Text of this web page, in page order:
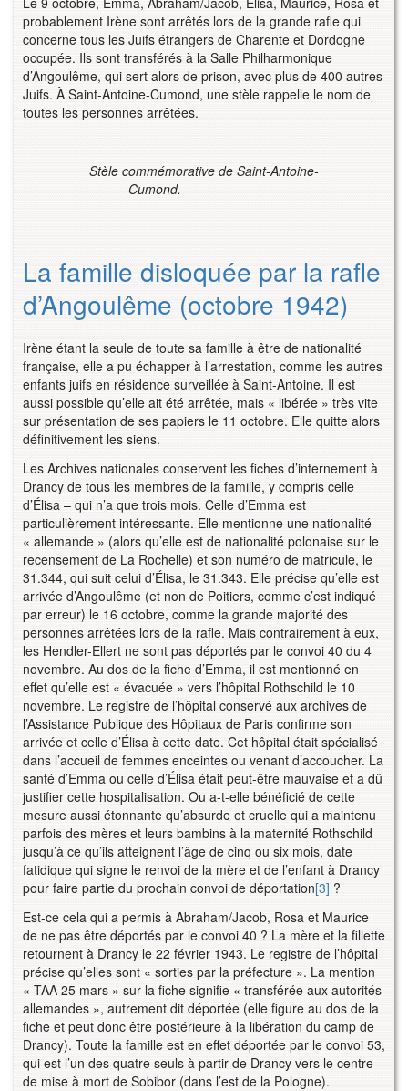
probablement Irène sont arrêtés lors de la grande rafle qui
concerne tous les Juifs étrangers de Charente et Dordogne
occupée. Ils sont transférés à la Salle Philharmonique
d’Angoulême, qui sert alors de prison, avec plus de 400 autres
Juifs. À Saint-Antoine-Cumond, une stèle rappelle le nom de
toutes les personnes arrêtées.
Stèle commémorative de Saint-Antoine-
Cumond.
La famille disloquée par la rafle
d’Angoulême (octobre 1942)
Irène étant la seule de toute sa famille à être de nationalité
française, elle a pu échapper à l’arrestation, comme les autres
enfants juifs en résidence surveillée à Saint-Antoine. Il est
aussi possible qu’elle ait été arrêtée, mais « libérée » très vite
sur présentation de ses papiers le 11 octobre. Elle quitte alors
définitivement les siens.
Les Archives nationales conservent les fiches d’internement à
Drancy de tous les membres de la famille, y compris celle
d’Élisa – qui n’a que trois mois. Celle d’Emma est
particulièrement intéressante. Elle mentionne une nationalité
« allemande » (alors qu’elle est de nationalité polonaise sur le
recensement de La Rochelle) et son numéro de matricule, le
31.344, qui suit celui d’Élisa, le 31.343. Elle précise qu’elle est
arrivée d’Angoulême (et non de Poitiers, comme c’est indiqué
par erreur) le 16 octobre, comme la grande majorité des
personnes arrêtées lors de la rafle. Mais contrairement à eux,
les Hendler-Ellert ne sont pas déportés par le convoi 40 du 4
novembre. Au dos de la fiche d’Emma, il est mentionné en
effet qu’elle est « évacuée » vers l’hôpital Rothschild le 10
novembre. Le registre de l’hôpital conservé aux archives de
l’Assistance Publique des Hôpitaux de Paris confirme son
arrivée et celle d’Élisa à cette date. Cet hôpital était spécialisé
dans l’accueil de femmes enceintes ou venant d’accoucher. La
santé d’Emma ou celle d’Élisa était peut-être mauvaise et a dû
justifier cette hospitalisation. Ou a-t-elle bénéficié de cette
mesure aussi étonnante qu’absurde et cruelle qui a maintenu
parfois des mères et leurs bambins à la maternité Rothschild
jusqu’à ce qu’ils atteignent l’âge de cinq ou six mois, date
fatidique qui signe le renvoi de la mère et de l’enfant à Drancy
pour faire partie du prochain convoi de déportation[3] ?
Est-ce cela qui a permis à Abraham/Jacob, Rosa et Maurice
de ne pas être déportés par le convoi 40 ? La mère et la fillette
retournent à Drancy le 22 février 1943. Le registre de l’hôpital
précise qu’elles sont « sorties par la préfecture ». La mention
« TAA 25 mars » sur la fiche signifie « transférée aux autorités
allemandes », autrement dit déportée (elle figure au dos de la
fiche et peut donc être postérieure à la libération du camp de
Drancy). Toute la famille est en effet déportée par le convoi 53,
qui est l’un des quatre seuls à partir de Drancy vers le centre
de mise à mort de Sobibor (dans l’est de la Pologne).